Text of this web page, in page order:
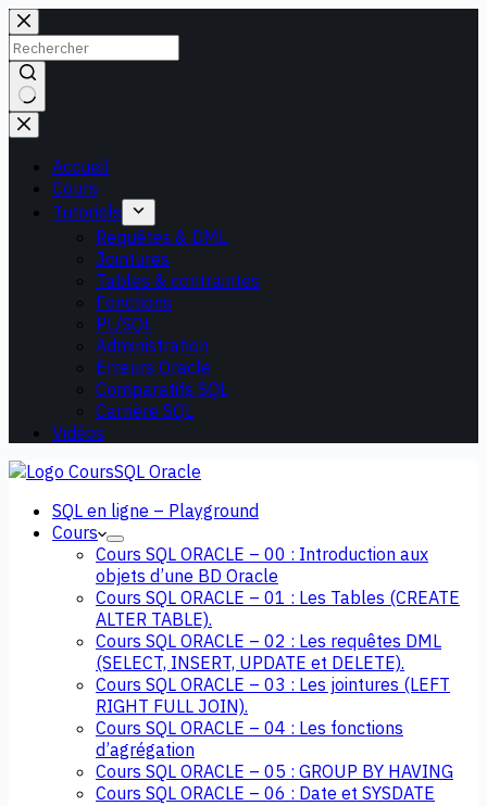
Passer
au
contenu
Aucun
résultat
Accueil
Cours
Tutoriels
Requêtes & DML
Jointures
Tables & contraintes
Fonctions
PL/SQL
Administration
Erreurs Oracle
Comparatifs SQL
Carrière SQL
Vidéos
SQL en ligne – Playground
Cours
Cours SQL ORACLE – 00 : Introduction aux
objets d’une BD Oracle
Cours SQL ORACLE – 01 : Les Tables (CREATE
ALTER TABLE).
Cours SQL ORACLE – 02 : Les requêtes DML
(SELECT, INSERT, UPDATE et DELETE).
Cours SQL ORACLE – 03 : Les jointures (LEFT
RIGHT FULL JOIN).
Cours SQL ORACLE – 04 : Les fonctions
d’agrégation
Cours SQL ORACLE – 05 : GROUP BY HAVING
Cours SQL ORACLE – 06 : Date et SYSDATE